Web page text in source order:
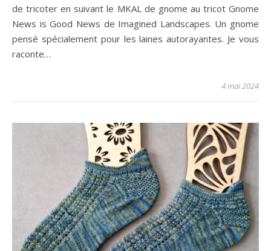
de tricoter en suivant le MKAL de gnome au tricot Gnome
News is Good News de Imagined Landscapes. Un gnome
pensé spécialement pour les laines autorayantes. Je vous
raconte…
4 mai 2024